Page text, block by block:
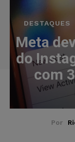
DESTAQUES
Meta
do
com
Por